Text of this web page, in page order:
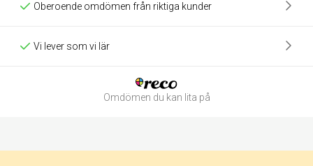
Oberoende omdömen från riktiga kunder
Vi lever som vi lär
Omdömen du kan lita på